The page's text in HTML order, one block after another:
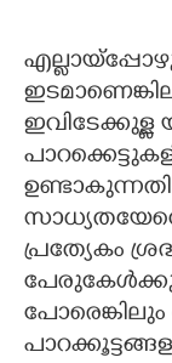
പ്രത്യേകം